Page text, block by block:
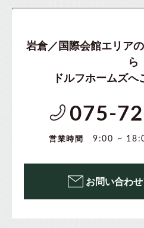
岩倉／国際会館エリア
ら
ドルフホームズ
075-
営業時間 9:00 ~
お問い合わ